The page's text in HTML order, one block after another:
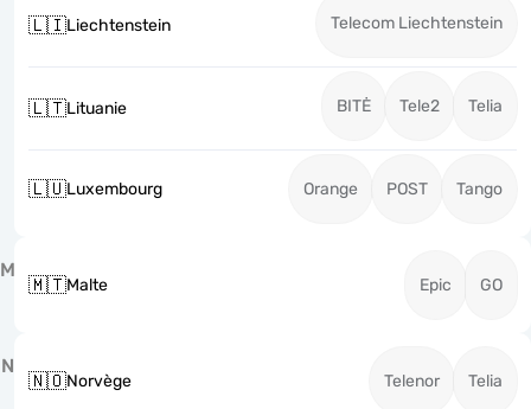
🇱🇮Liechtenstein Telecom Liechtenstein
🇱🇹Lituanie BITĖ Tele2 Telia
🇱🇺Luxembourg Orange POST Tango
M
🇲🇹Malte Epic GO
N
🇳🇴Norvège Telenor Telia